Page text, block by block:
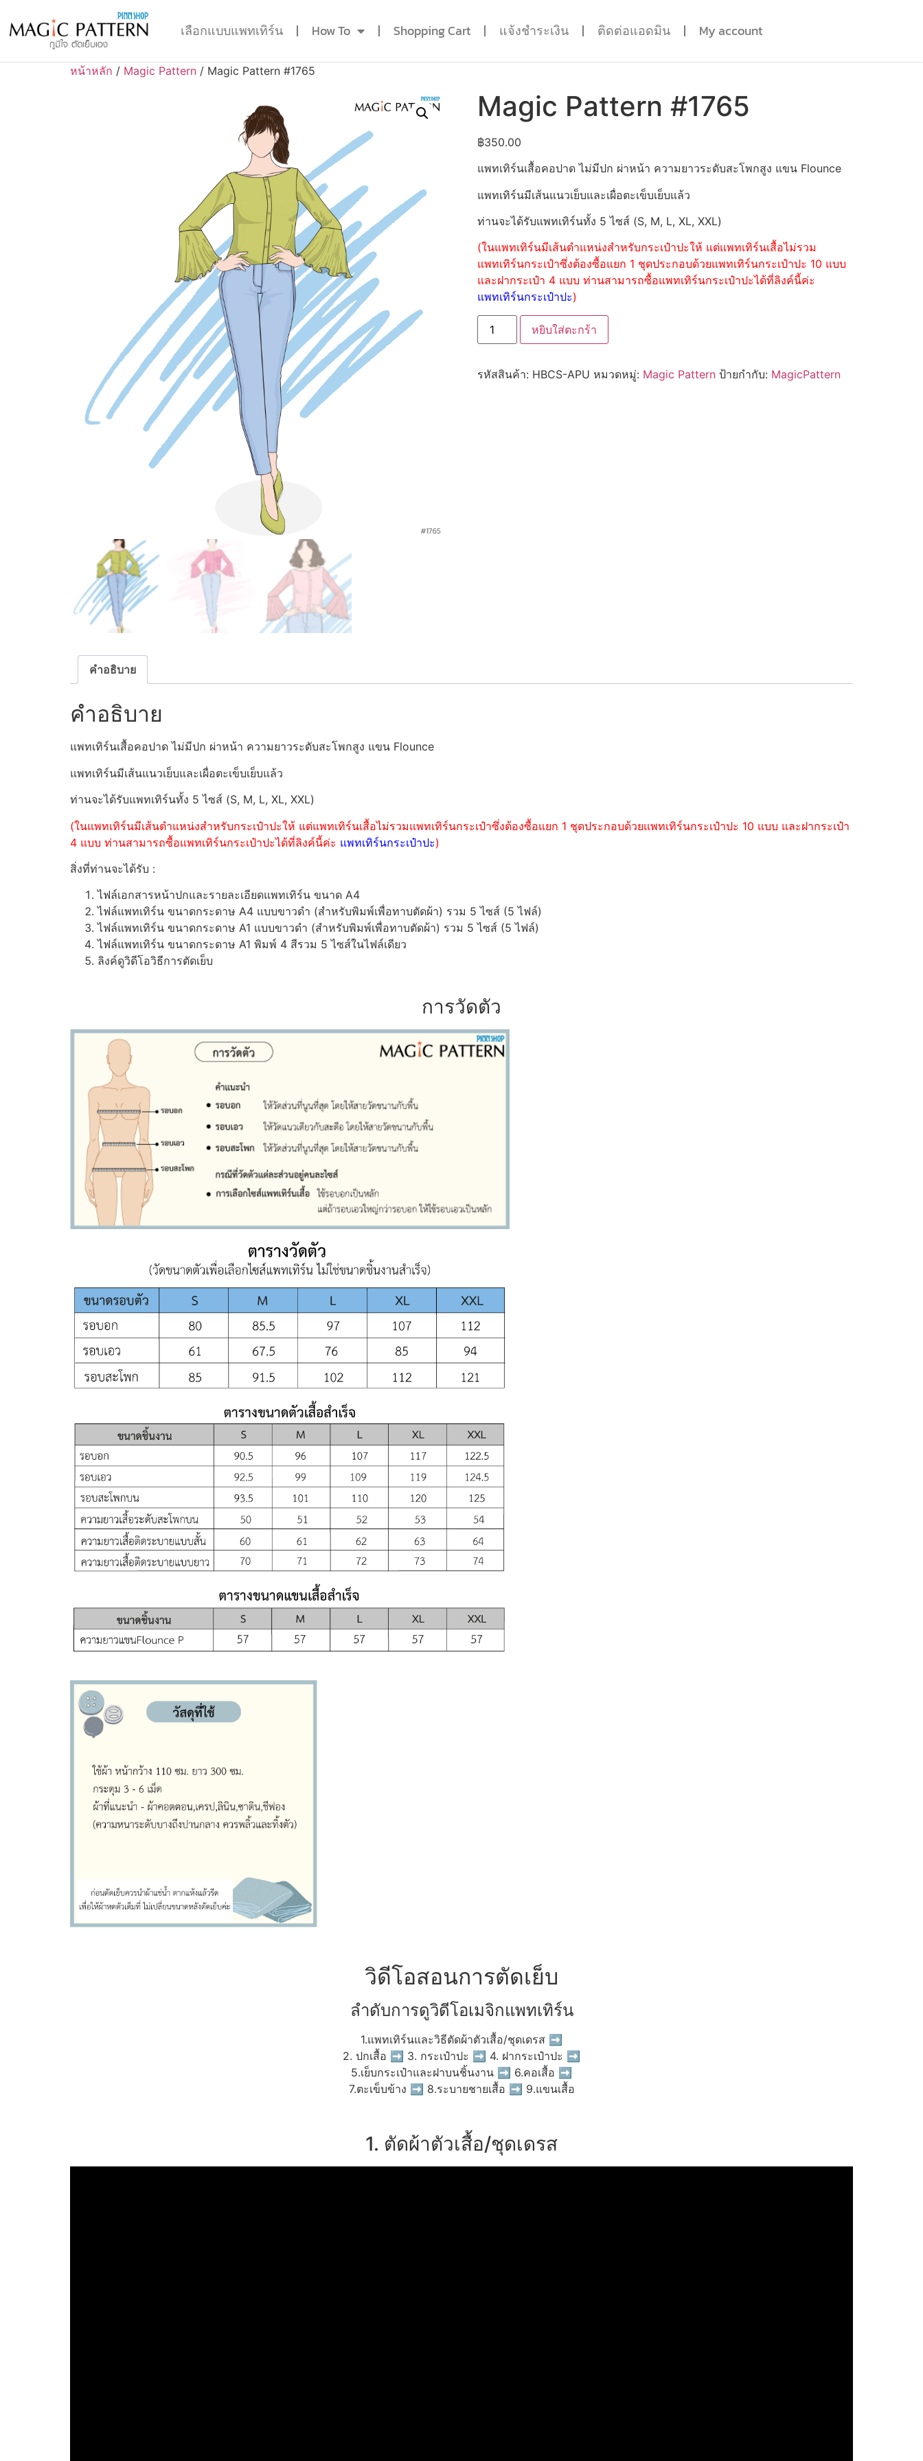
เลือกแบบแพทเทิร์น How To Shopping Cart แจ้งชำระเงิน ติดต่อแอดมิน My account
หน้าหลัก / Magic Pattern / Magic Pattern #1765
Magic Pattern #1765
฿350.00
แพทเทิร์นเสื้อคอปาด ไม่มีปก ผ่าหน้า ความยาวระดับสะโพกสูง แขน Flounce
แพทเทิร์นมีเส้นแนวเย็บและเผื่อตะเข็บเย็บแล้ว
ท่านจะได้รับแพทเทิร์นทั้ง 5 ไซส์ (S, M, L, XL, XXL)
(ในแพทเทิร์นมีเส้นตำแหน่งสำหรับกระเป๋าปะให้ แต่แพทเทิร์นเสื้อไม่รวม
แพทเทิร์นกระเป๋าซึ่งต้องซื้อแยก 1 ชุดประกอบด้วยแพทเทิร์นกระเป๋าปะ 10 แบบ
และฝากระเป๋า 4 แบบ ท่านสามารถซื้อแพทเทิร์นกระเป๋าปะได้ที่ลิงค์นี้ค่ะ
แพทเทิร์นกระเป๋าปะ)
หยิบใส่ตะกร้า
รหัสสินค้า: HBCS-APU หมวดหมู่: Magic Pattern ป้ายกำกับ: MagicPattern
คำอธิบาย
คำอธิบาย
แพทเทิร์นเสื้อคอปาด ไม่มีปก ผ่าหน้า ความยาวระดับสะโพกสูง แขน Flounce
แพทเทิร์นมีเส้นแนวเย็บและเผื่อตะเข็บเย็บแล้ว
ท่านจะได้รับแพทเทิร์นทั้ง 5 ไซส์ (S, M, L, XL, XXL)
(ในแพทเทิร์นมีเส้นตำแหน่งสำหรับกระเป๋าปะให้ แต่แพทเทิร์นเสื้อไม่รวมแพทเทิร์นกระเป๋าซึ่งต้องซื้อแยก 1 ชุดประกอบด้วยแพทเทิร์นกระเป๋าปะ 10 แบบ และฝากระเป๋า
4 แบบ ท่านสามารถซื้อแพทเทิร์นกระเป๋าปะได้ที่ลิงค์นี้ค่ะ แพทเทิร์นกระเป๋าปะ)
สิ่งที่ท่านจะได้รับ :
ไฟล์เอกสารหน้าปกและรายละเอียดแพทเทิร์น ขนาด A4
ไฟล์แพทเทิร์น ขนาดกระดาษ A4 แบบขาวดำ (สำหรับพิมพ์เพื่อทาบตัดผ้า) รวม 5 ไซส์ (5 ไฟล์)
ไฟล์แพทเทิร์น ขนาดกระดาษ A1 แบบขาวดำ (สำหรับพิมพ์เพื่อทาบตัดผ้า) รวม 5 ไซส์ (5 ไฟล์)
ไฟล์แพทเทิร์น ขนาดกระดาษ A1 พิมพ์ 4 สีรวม 5 ไซส์ในไฟล์เดียว
ลิงค์ดูวิดีโอวิธีการตัดเย็บ
การวัดตัว
วิดีโอสอนการตัดเย็บ
ลำดับการดูวิดีโอเมจิกแพทเทิร์น
1.แพทเทิร์นและวิธีตัดผ้าตัวเสื้อ/ชุดเดรส ➡
2. ปกเสื้อ ➡ 3. กระเป๋าปะ ➡ 4. ฝากระเป๋าปะ ➡
5.เย็บกระเป๋าและฝาบนชิ้นงาน ➡ 6.คอเสื้อ ➡
7.ตะเข็บข้าง ➡ 8.ระบายชายเสื้อ ➡ 9.แขนเสื้อ
1. ตัดผ้าตัวเสื้อ/ชุดเดรส